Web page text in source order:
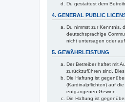
Du gestattest dem
4. GENERAL PUBLIC
Du nimmst zur Kenntnis,
deutschsprachige
nicht untersagen oder
5. GEWÄHRLEISTUNG
Der Betreiber haftet mit
zurückzuführen sind.
Die Haftung ist
(Kardinalpflichten) auf
entgangenen Gewinn.
Die Haftung ist